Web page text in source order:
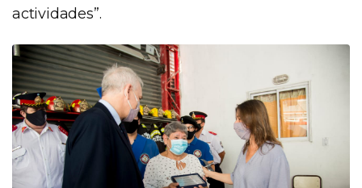
actividades”.